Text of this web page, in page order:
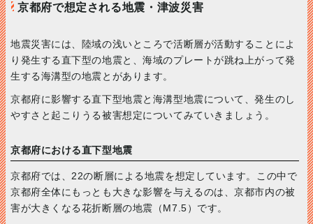
京都府で想定される地震・津波災害
地震災害には、陸域の浅いところで活断層が活動することによ
り発生する直下型の地震と、海域のプレートが跳ね上がって発
生する海溝型の地震とがあります。
京都府に影響する直下型地震と海溝型地震について、発生のし
やすさと起こりうる被害想定についてみていきましょう。
京都府における直下型地震
京都府では、22の断層による地震を想定しています。この中で
京都府全体にもっとも大きな影響を与えるのは、京都市内の被
害が大きくなる花折断層の地震（M7.5）です。